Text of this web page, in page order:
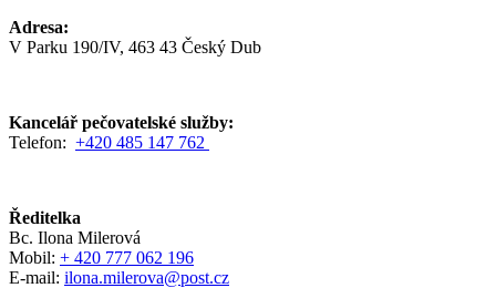
Adresa:
V Parku 190/IV, 463 43 Český Dub
Kancelář pečovatelské služby:
Telefon: +420 485 147 762
Ředitelka
Bc. Ilona Milerová
Mobil: + 420 777 062 196
E-mail: ilona.milerova@post.cz